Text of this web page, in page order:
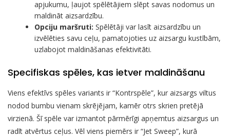
apjukumu, ļaujot spēlētājiem slēpt savas nodomus un
maldināt aizsardzību.
Opciju maršruti: Spēlētāji var lasīt aizsardzību un
izvēlēties savu ceļu, pamatojoties uz aizsargu kustībām,
uzlabojot maldināšanas efektivitāti.
Specifiskas spēles, kas ietver maldināšanu
Viens efektīvs spēles variants ir “Kontrspēle”, kur aizsargs viltus
nodod bumbu vienam skrējējam, kamēr otrs skrien pretējā
virzienā. Šī spēle var izmantot pārmērīgi apņemtus aizsargus un
radīt atvērtus ceļus. Vēl viens piemērs ir “Jet Sweep”, kurā